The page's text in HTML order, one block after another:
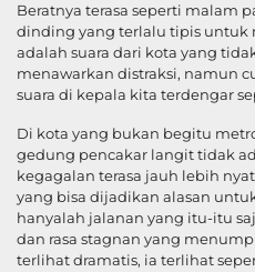
Beratnya terasa seperti malam
dinding yang terlalu tipis untuk
adalah suara dari kota yang
menawarkan distraksi, namun
suara di kepala kita terdengar
Di kota yang bukan begitu
gedung pencakar langit tidak
kegagalan terasa jauh lebih
yang bisa dijadikan alasan untuk
hanyalah jalanan yang itu-itu
dan rasa stagnan yang
terlihat dramatis, ia terlihat